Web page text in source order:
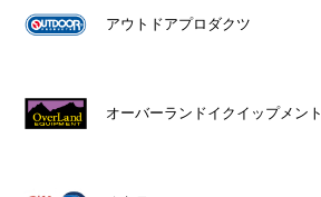
アウトドアプロダクツ
オーバーランドイクイップメント